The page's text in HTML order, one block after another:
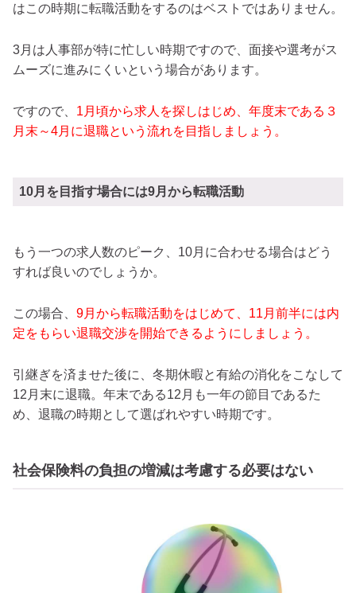
はこの時期に転職活動をするのはベストではありません。
3月は人事部が特に忙しい時期ですので、面接や選考がス
ムーズに進みにくいという場合があります。
ですので、 1月頃から求人を探しはじめ、年度末である３
月末～4月に退職という流れを目指しましょう。
10月を目指す場合には9月から転職活動
もう一つの求人数のピーク、10月に合わせる場合はどう
すれば良いのでしょうか。
この場合、 9月から転職活動をはじめて、11月前半には内
定をもらい退職交渉を開始できるようにしましょう。
引継ぎを済ませた後に、冬期休暇と有給の消化をこなして
12月末に退職。年末である12月も一年の節目であるた
め、退職の時期として選ばれやすい時期です。
社会保険料の負担の増減は考慮する必要はない